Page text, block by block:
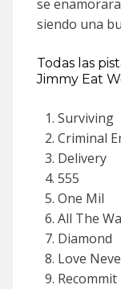
se
siendo una
Todas las
Jimmy Eat
Surviving
Criminal
Delivery
555
One Mil
All The
Diamond
Love
Recommit